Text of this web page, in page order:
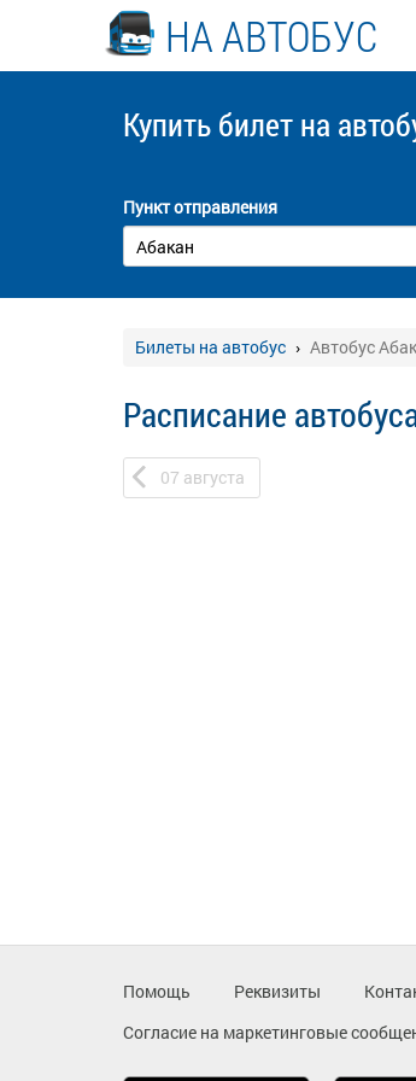
НА АВТОБУС
Купить билет на
Пункт отправления
Билеты на автобус Автобус
Расписание
07 августа
Помощь Реквизиты
Согласие на маркетинговые